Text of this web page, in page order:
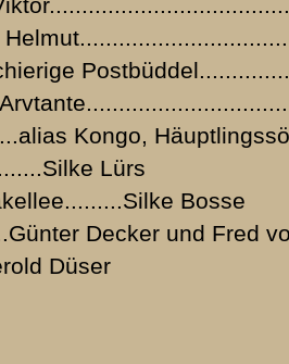
Kongo,
Lürs
Bosse
Decker und Fred
Düser